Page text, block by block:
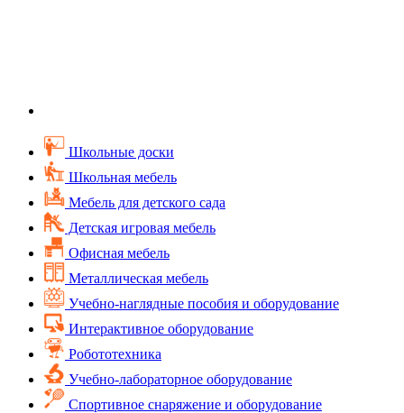
Школьные доски
Школьная мебель
Мебель для детского сада
Детская игровая мебель
Офисная мебель
Металлическая мебель
Учебно-наглядные пособия и оборудование
Интерактивное оборудование
Робототехника
Учебно-лабораторное оборудование
Спортивное снаряжение и оборудование